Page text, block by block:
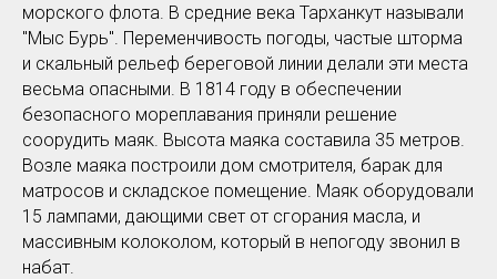
морского флота. В средние века Тарханкут называли
"Мыс Бурь". Переменчивость погоды, частые шторма
и скальный рельеф береговой линии делали эти места
весьма опасными. В 1814 году в обеспечении
безопасного мореплавания приняли решение
соорудить маяк. Высота маяка составила 35 метров.
Возле маяка построили дом смотрителя, барак для
матросов и складское помещение. Маяк оборудовали
15 лампами, дающими свет от сгорания масла, и
массивным колоколом, который в непогоду звонил в
набат.